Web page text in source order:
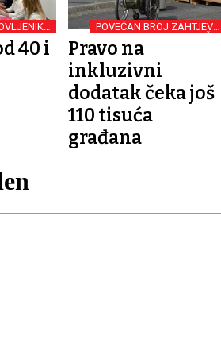
I
40 i
POVEĆAN BROJ ZAHTJEVA
I PRITUŽBI
Pravo na
inkluzivni
dodatak čeka još
110 tisuća
građana